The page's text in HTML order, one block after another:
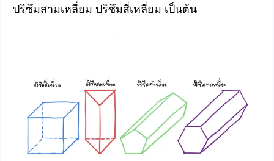
ปริซึมสามเหลี่ยม ปริซึมสี่เหลี่ยม เป็นต้น